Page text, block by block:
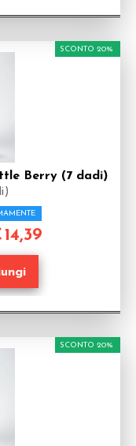
Berry (7 dadi)
SCONTO 20%
14,39
SCONTO 20%